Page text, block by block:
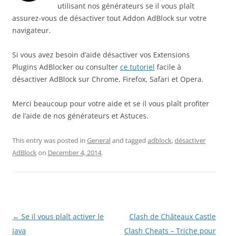
utilisant nos générateurs se il vous plaît
assurez-vous de désactiver tout Addon AdBlock sur votre
navigateur.
Si vous avez besoin d’aide désactiver vos Extensions
Plugins AdBlocker ou consulter ce tutoriel facile à
désactiver AdBlock sur Chrome, Firefox, Safari et Opera.
Merci beaucoup pour votre aide et se il vous plaît profiter
de l’aide de nos générateurs et Astuces.
This entry was posted in Generaland tagged adblock,désactiver
AdBlockon December 4, 2014.
Post
navigation
← Se il vous plaît activer le
Java
Clash de Châteaux Castle
Clash Cheats – Triche pour